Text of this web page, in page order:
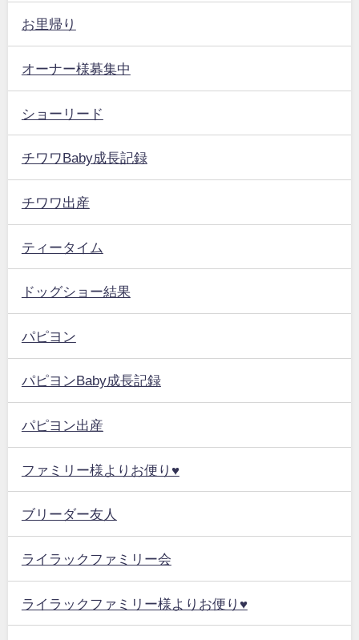
お里帰り
オーナー様募集中
ショーリード
チワワBaby成長記録
チワワ出産
ティータイム
ドッグショー結果
パピヨン
パピヨンBaby成長記録
パピヨン出産
ファミリー様よりお便り♥
ブリーダー友人
ライラックファミリー会
ライラックファミリー様よりお便り♥